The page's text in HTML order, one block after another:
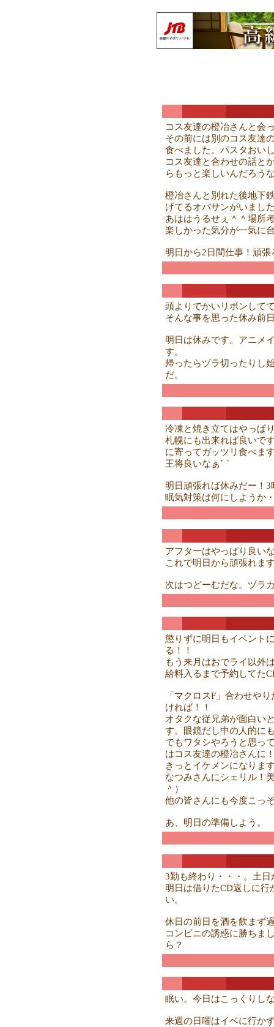
コス友達の橙冶さんと会
その前には別のコス友達
食べました。パスタおい
コス友達と合わせの話と
らもっと楽しいんだろう
橙冶さんと別れた後地下
げてるオバサンがいまし
あははうるせぇ＾＾場所
楽しかった気分が一気に
明日から2日間仕事！頑張
頭よりでかいリボンして
そんな事を思った休み前
明日は休みです。アニメ
す。
帰ったらヅラ切ったりし
だ。
冷凍と焼き立てはやっぱ
札幌にも出来れば良いで
に寄ってガッツリ食べま
王将良いなぁ´｀
明日頑張れば休みだー！
眠気対策は何にしようか
アフターはやっぱり良い
これで明日から頑張れま
次はつどーむだな。ヅラ
懲りずに明日もイベント
る！！
もう来月はおでライ以外
給料入るまで予約してた
「マクロスF」合わせや
ければ！！
オタクな従兄弟が面白い
す。眼鏡だし中の人的に
でもワタシやろうと思っ
はコス友達の橙冶さんに
きっとイケメンになりま
なつみさんにシェリル！
＾）
他の皆さんにも今度こっ
あ、明日の準備しよう。
3勤も終わり・・・。土日
明日は借りたCD返しに
い。
休日の前日を酒を飲まず
コンビニの誘惑に勝ちま
ら？
眠い。今日はこっくりし
来週の日曜はイベに行か